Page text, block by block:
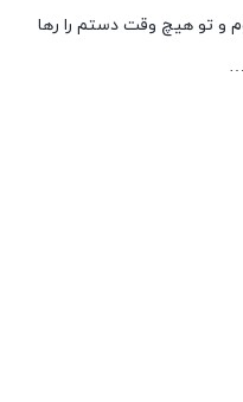
و تو هیچ وقت دستم را رها
…